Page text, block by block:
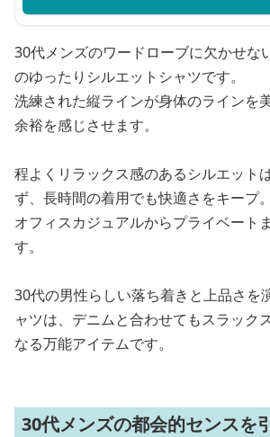
30代メンズのワードローブに欠かせな
のゆったりシルエットシャツです。
洗練された縦ラインが身体のラインを
余裕を感じさせます。
程よくリラックス感のあるシルエット
ず、長時間の着用でも快適さをキープ。
オフィスカジュアルからプライベート
す。
30代の男性らしい落ち着きと上品さを
ャツは、デニムと合わせてもスラック
なる万能アイテムです。
30代メンズの都会的センスを